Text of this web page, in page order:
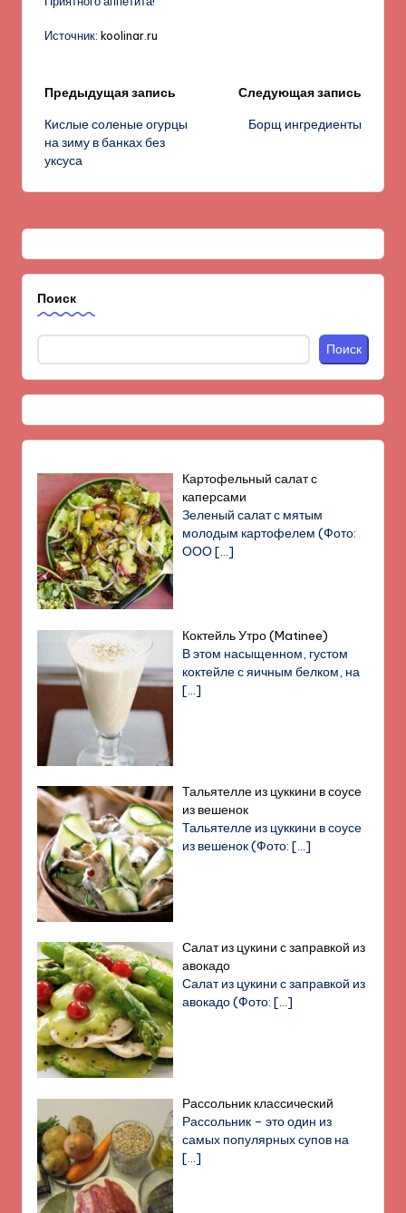
Источник: koolinar.ru
Навигация
записи
Предыдущая запись
Кислые соленые огурцы
на зиму в банках без
уксуса
Следующая запись
Борщ ингредиенты
Поиск
Поиск
Картофельный салат с
каперсами
Зеленый салат с мятым
молодым картофелем (Фото:
ООО[…]
Коктейль Утро (Matinee)
В этом насыщенном, густом
коктейле с яичным белком, на
[…]
Тальятелле из цуккини в соусе
из вешенок
Тальятелле из цуккини в соусе
из вешенок (Фото:[…]
Салат из цукини с заправкой из
авокадо
Салат из цукини с заправкой из
авокадо (Фото:[…]
Рассольник классический
Рассольник – это один из
самых популярных супов на
[…]